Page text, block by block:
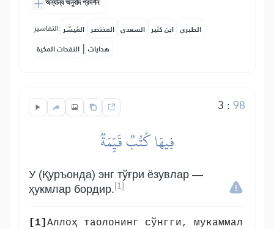
التفاسير: المُيسَّر المختصر السعدي ابن كثير الطبري
النفحات المكية | هدايات
3 :98
فِيهَا كُتُبٞ قَيِّمَةٞ
У (Қуръонда) энг тўғри ёзувлар —
ҳукмлар бордир. [1]
[1] Аллоҳ таолонинг сўнгги, мукаммал